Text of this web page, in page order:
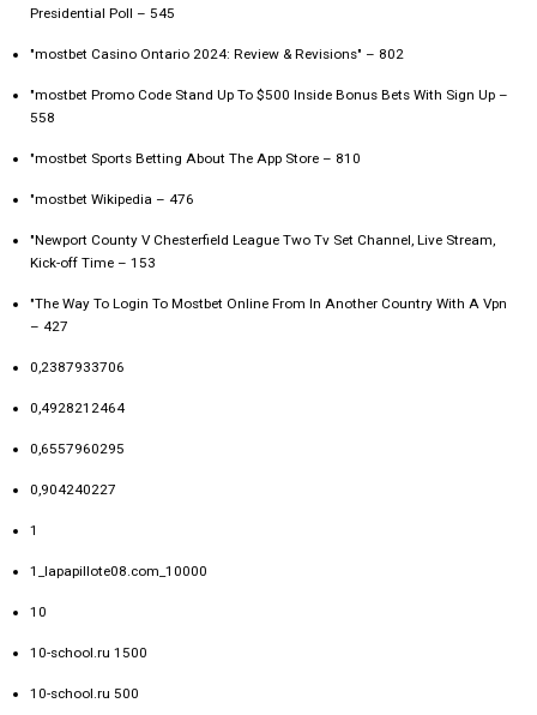
Presidential Poll – 545
"mostbet Casino Ontario 2024: Review & Revisions" – 802
"mostbet Promo Code Stand Up To $500 Inside Bonus Bets With Sign Up –
558
"‎mostbet Sports Betting About The App Store – 810
"mostbet Wikipedia – 476
"Newport County V Chesterfield League Two Tv Set Channel, Live Stream,
Kick-off Time – 153
"The Way To Login To Mostbet Online From In Another Country With A Vpn
– 427
0,2387933706
0,4928212464
0,6557960295
0,904240227
1
1_lapapillote08.com_10000
10
10-school.ru 1500
10-school.ru 500